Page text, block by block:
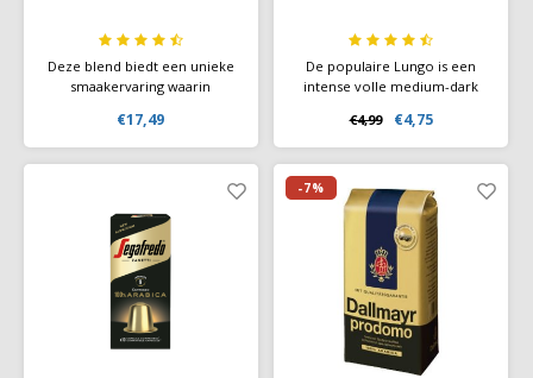
Deze blend biedt een unieke
smaakervaring waarin
zoetheid van bessen en een
vleugje honing harmonieus
samenkomen. Met een milde
€17,49
De populaire Lungo is een
intense volle medium-dark
aroma's en een rijke
crèmelaag. Ervaar de
complexe smaak van koffie
met een subtiele hint van
zwarte bessen.
€4,99 €4,75
-7%